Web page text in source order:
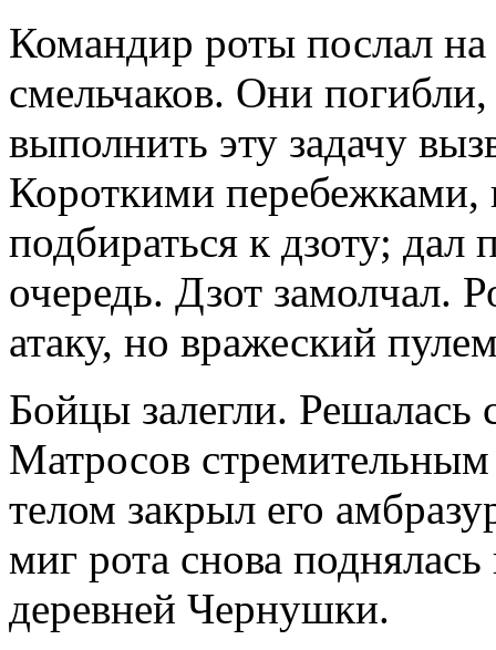
Командир роты послал
смельчаков. Они
выполнить эту задачу
Короткими перебежками,
подбираться к дзоту; дал
очередь. Дзот замолчал.
атаку, но вражеский
Бойцы залегли. Решалась
Матросов
телом закрыл его
миг рота снова
деревней Чернушки.